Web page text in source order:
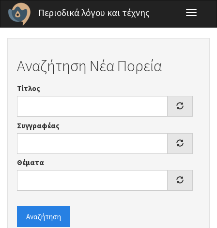
Παράκαμψη προς το κυρίως περιεχόμενο
Περιοδικά λόγου και τέχνης
Toggle
Αναζήτηση Νέα Πορεία
Τίτλος
Συγγραφέας
Θέματα
Αναζήτηση